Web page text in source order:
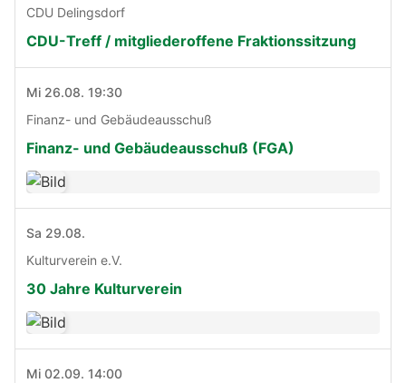
CDU Delingsdorf
CDU-Treff / mitgliederoffene Fraktionssitzung
Mi 26.08. 19:30
Finanz- und Gebäudeausschuß
Finanz- und Gebäudeausschuß (FGA)
Sa 29.08.
Kulturverein e.V.
30 Jahre Kulturverein
Mi 02.09. 14:00